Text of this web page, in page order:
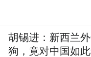
胡锡进：新西兰
狗，竟对中国如